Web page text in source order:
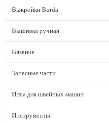
Выкройки Burda
Вышивка ручная
Вязание
Запасные части
Иглы для швейных машин
Инструменты